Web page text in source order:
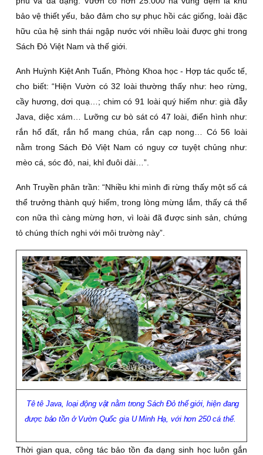
bảo vệ thiết yếu, bảo đảm cho sự phục hồi các giống, loài đặc
hữu của hệ sinh thái ngập nước với nhiều loài được ghi trong
Sách Ðỏ Việt Nam và thế giới.
Anh Huỳnh Kiệt Anh Tuấn, Phòng Khoa học - Hợp tác quốc tế,
cho biết: “Hiện Vườn có 32 loài thường thấy như: heo rừng,
cầy hương, dơi quạ…; chim có 91 loài quý hiếm như: già đẫy
Java, diệc xám… Lưỡng cư bò sát có 47 loài, điển hình như:
rắn hổ đất, rắn hổ mang chúa, rắn cạp nong… Có 56 loài
nằm trong Sách Ðỏ Việt Nam có nguy cơ tuyệt chủng như:
mèo cá, sóc đỏ, nai, khỉ đuôi dài…”.
Anh Truyền phân trần: “Nhiều khi mình đi rừng thấy một số cá
thể trưởng thành quý hiếm, trong lòng mừng lắm, thấy cá thể
con nữa thì càng mừng hơn, vì loài đã được sinh sản, chứng
tỏ chúng thích nghi với môi trường này”.
Tê tê Java, loại động vật nằm trong Sách Ðỏ thế giới, hiện đang
được bảo tồn ở Vườn Quốc gia U Minh Hạ, với hơn 250 cá thể.
Thời gian qua, công tác bảo tồn đa dạng sinh học luôn gắn